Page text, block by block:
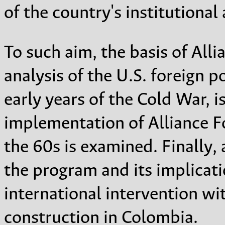
of the country's institutional
To such aim, the basis of
analysis of the U.S. foreign
early years of the Cold War,
implementation of Alliance
the 60s is examined.
the program and its
international intervention
construction in Colombia.